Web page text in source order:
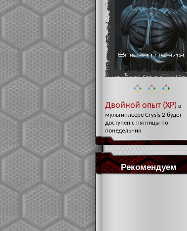
Двойной опыт (XP)в
мультиплеере Crysis 2 будет
доступен с пятницы по
понедельник
Рекомендуем